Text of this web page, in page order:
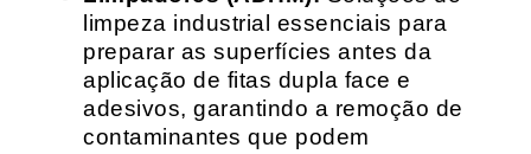
limpeza industrial essenciais para
preparar as superfícies antes da
aplicação de fitas dupla face e
adesivos, garantindo a remoção de
contaminantes que podem